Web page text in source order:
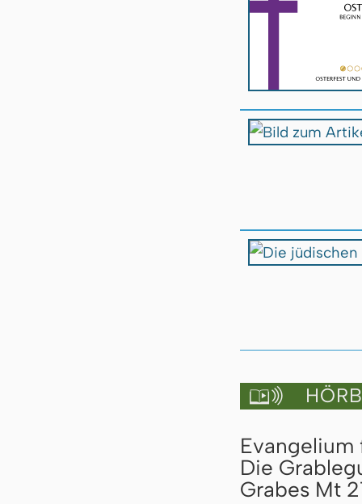

Evangelium
Die
Grabes Mt